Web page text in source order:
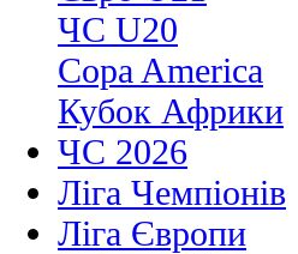
ЧС U20
Copa America
Кубок Африки
ЧС 2026
Ліга Чемпіонів
Ліга Європи